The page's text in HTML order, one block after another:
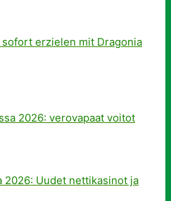
erzielen mit Dragonia
2026: verovapaat voitot
2026: Uudet nettikasinot ja